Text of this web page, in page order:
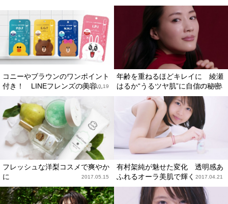
コニーやブラウンのワンポイント
付き！ LINEフレンズの美容...
2017.10.19
年齢を重ねるほどキレイに 綾瀬
はるか“うるツヤ肌”に自信の秘密
2017.09.01
フレッシュな洋梨コスメで爽やか
に
2017.05.15
有村架純が魅せた変化 透明感あ
ふれるオーラ美肌で輝く 2017.04.21